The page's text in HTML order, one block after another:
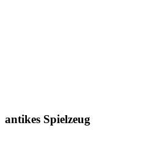
antikes Spielzeug